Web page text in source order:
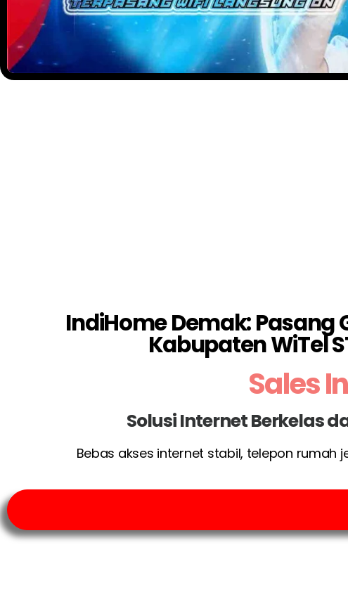
IndiHome Demak: Pasang
Kabupaten WiTel
Sales
Solusi Internet Berkelas
Bebas akses internet stabil, telepon